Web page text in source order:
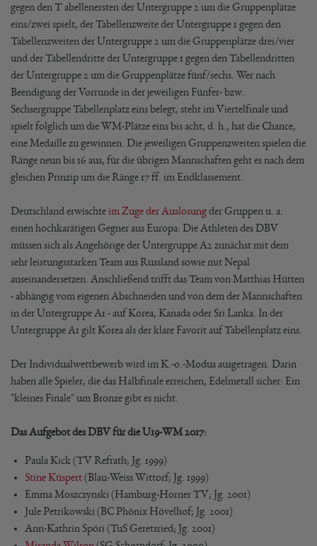
gegen den T abellenersten der Untergruppe 2 um die Gruppenplätze
eins/zwei spielt, der Tabellenzweite der Untergruppe 1 gegen den
Tabellenzweiten der Untergruppe 2 um die Gruppenplätze drei/vier
und der Tabellendritte der Untergruppe 1 gegen den Tabellendritten
der Untergruppe 2 um die Gruppenplätze fünf/sechs. Wer nach
Beendigung der Vorrunde in der jeweiligen Fünfer- bzw.
Sechsergruppe Tabellenplatz eins belegt, steht im Viertelfinale und
spielt folglich um die WM-Plätze eins bis acht, d. h., hat die Chance,
eine Medaille zu gewinnen. Die jeweiligen Gruppenzweiten spielen die
Ränge neun bis 16 aus, für die übrigen Mannschaften geht es nach dem
gleichen Prinzip um die Ränge 17 ff. im Endklassement.
Deutschland erwischte im Zuge der Auslosungder Gruppen u. a.
einen hochkarätigen Gegner aus Europa: Die Athleten des DBV
müssen sich als Angehörige der Untergruppe A2 zunächst mit dem
sehr leistungsstarken Team aus Russland sowie mit Nepal
auseinandersetzen. Anschließend trifft das Team von Matthias Hütten
- abhängig vom eigenen Abschneiden und von dem der Mannschaften
in der Untergruppe A1 - auf Korea, Kanada oder Sri Lanka. In der
Untergruppe A1 gilt Korea als der klare Favorit auf Tabellenplatz eins.
Der Individualwettbewerb wird im K.-o.-Modus ausgetragen. Darin
haben alle Spieler, die das Halbfinale erreichen, Edelmetall sicher: Ein
"kleines Finale" um Bronze gibt es nicht.
Das Aufgebot des DBV für die U19-WM 2017:
Paula Kick (TV Refrath; Jg. 1999)
Stine Küspert(Blau-Weiss Wittorf; Jg. 1999)
Emma Moszczynski (Hamburg-Horner TV; Jg. 2001)
Jule Petrikowski (BC Phönix Hövelhof; Jg. 2001)
Ann-Kathrin Spöri (TuS Geretsried; Jg. 2001)